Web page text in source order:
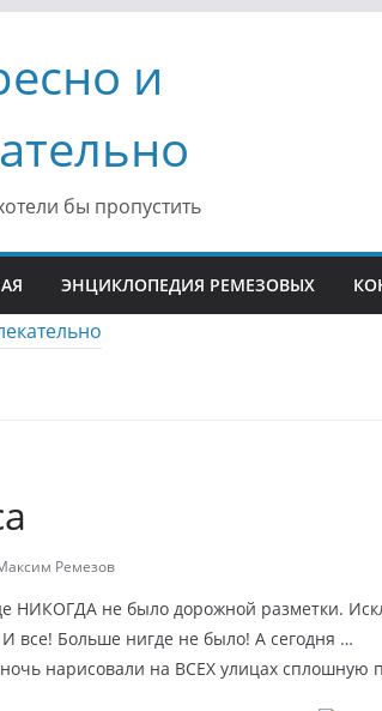
и
бы пропустить
ЭНЦИКЛОПЕДИЯ РЕМЕЗОВЫХ
Ремезов
НИКОГДА не было дорожной разметки.
И все! Больше нигде не было! А сегодня …
нарисовали на ВСЕХ улицах сплошную